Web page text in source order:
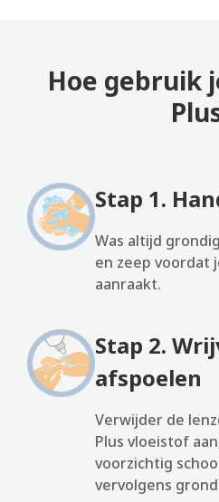
Hoe gebruik
Stap 1.
Was altijd
en zeep voordat
aanraakt.
Stap 2.
afspoelen
Verwijder de
Plus vloeistof
voorzichtig
vervolgens